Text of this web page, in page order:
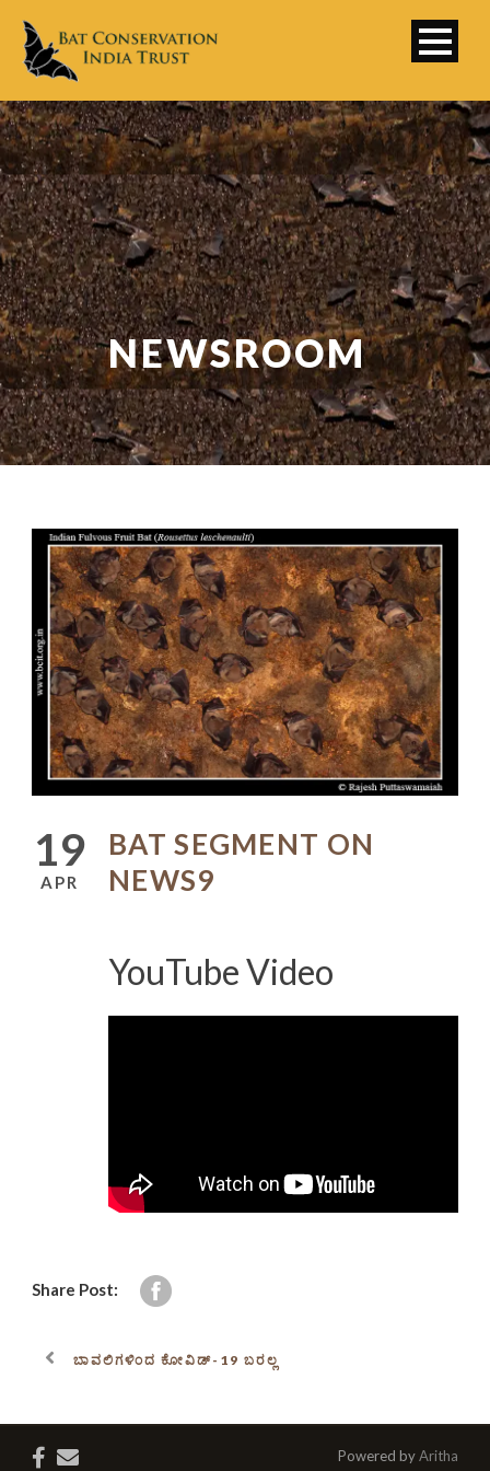
NEWSROOM
19
APR
BAT SEGMENT ON
NEWS9
YouTube Video
Share Post:
ಬಾವಲಿಗಳಿಂದ ಕೋವಿಡ್-19 ಬರಲ್ಲ
Powered byAritha